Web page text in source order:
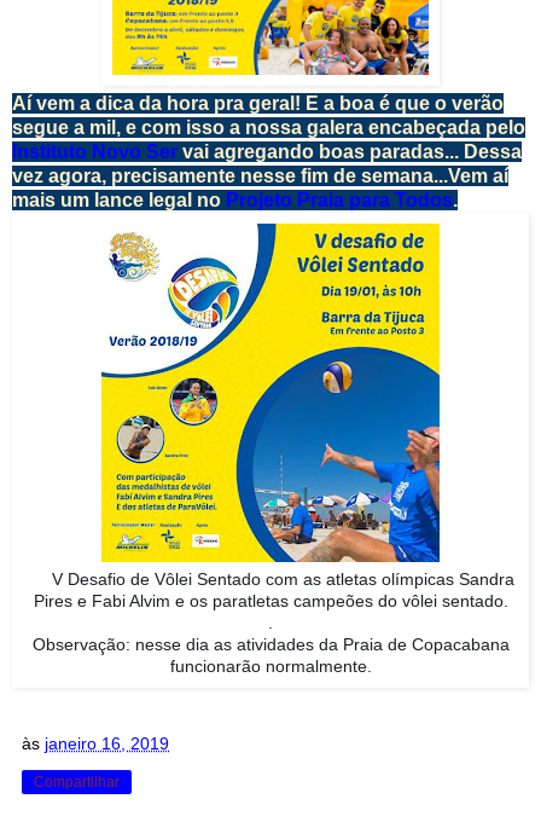
Aí vem a dica da hora pra geral! E a boa é que o verão
segue a mil, e com isso a nossa galera encabeçada pelo
Instituto Novo Ser vai agregando boas paradas... Dessa
vez agora, precisamente nesse fim de semana...Vem aí
mais um lance legal no Projeto Praia para Todos.
V Desafio de Vôlei Sentado com as atletas olímpicas Sandra
Pires e Fabi Alvim e os paratletas campeões do vôlei sentado.
.
Observação: nesse dia as atividades da Praia de Copacabana
funcionarão normalmente.
às janeiro 16, 2019
Compartilhar